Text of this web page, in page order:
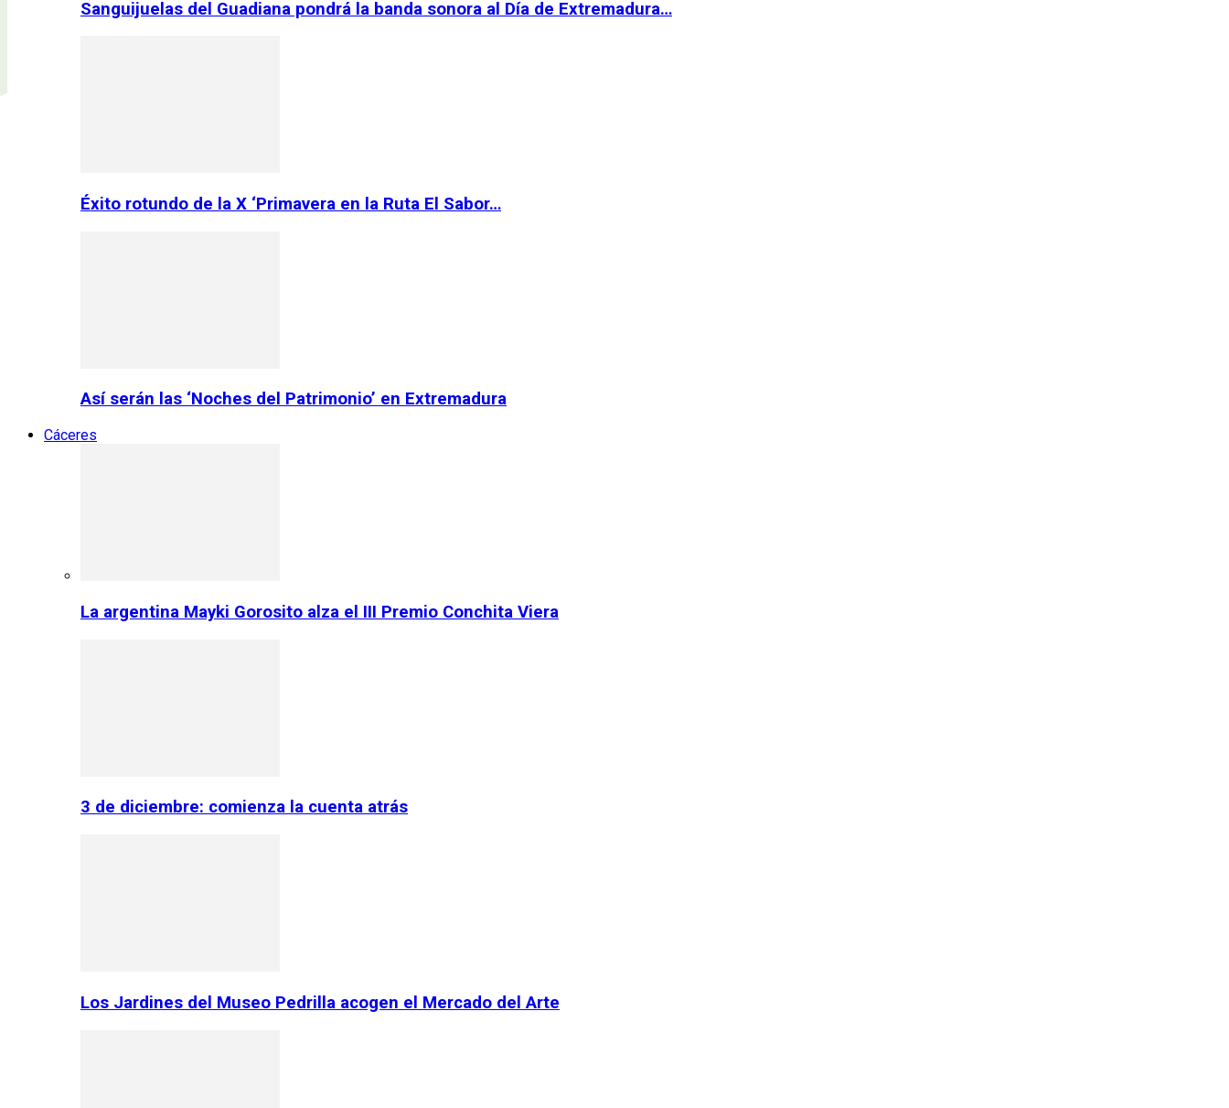
Sanguijuelas del Guadiana pondrá la banda sonora al Día de Extremadura…
Éxito rotundo de la X ‘Primavera en la Ruta El Sabor…
Así serán las ‘Noches del Patrimonio’ en Extremadura
Cáceres
La argentina Mayki Gorosito alza el III Premio Conchita Viera
3 de diciembre: comienza la cuenta atrás
Los Jardines del Museo Pedrilla acogen el Mercado del Arte